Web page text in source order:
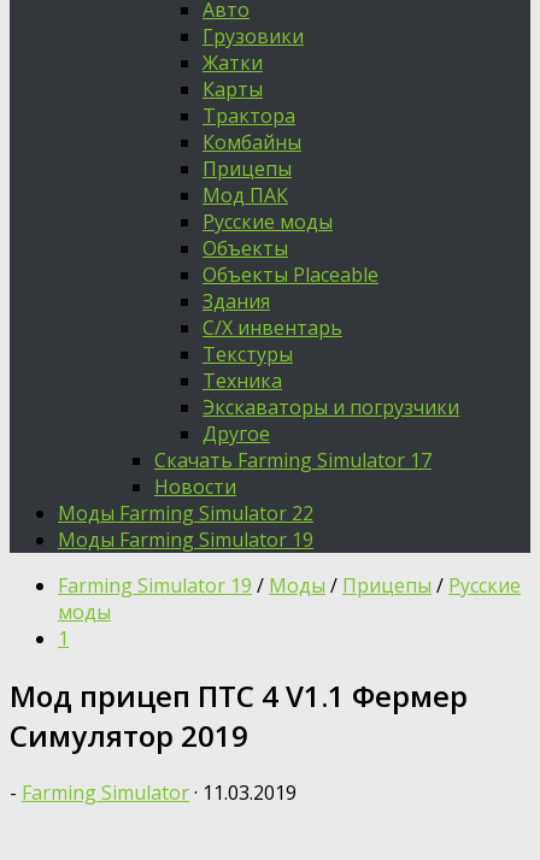
Авто
Грузовики
Жатки
Карты
Трактора
Комбайны
Прицепы
Мод ПАК
Русские моды
Объекты
Объекты Placeable
Здания
С/Х инвентарь
Текстуры
Техника
Экскаваторы и погрузчики
Другое
Скачать Farming Simulator 17
Новости
Моды Farming Simulator 22
Моды Farming Simulator 19
Farming Simulator 19 / Моды / Прицепы / Русские
моды
1
Мод прицеп ПТС 4 V1.1 Фермер
Симулятор 2019
- Farming Simulator· 11.03.2019